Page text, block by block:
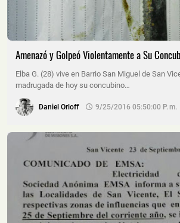
Amenazó y Golpeó Violentamente a Su
Elba G. (28) vive en Barrio San Miguel de San
madrugada de hoy su concubino…
Daniel Orloff 9/25/2016 05:50:00 P. M.